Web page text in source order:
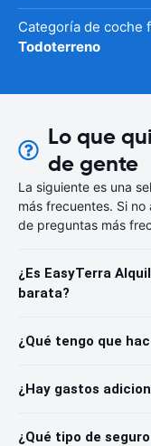
Categoría de coche
Todoterreno
Lo que
de gente
La siguiente es una
más frecuentes. Si
de preguntas más
¿Es EasyTerra
barata?
¿Qué tengo que
¿Hay gastos
¿Qué tipo de